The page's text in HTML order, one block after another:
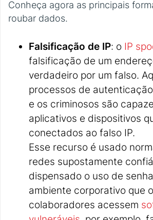
Conheça agora as principais
roubar dados.
Falsificação de IP: o IP
falsificação de um
verdadeiro por um falso.
processos de
e os criminosos são
aplicativos e dispositivos
conectados ao falso IP.
Esse recurso é usado
redes supostamente
dispensado o uso de
ambiente corporativo que
colaboradores acessem